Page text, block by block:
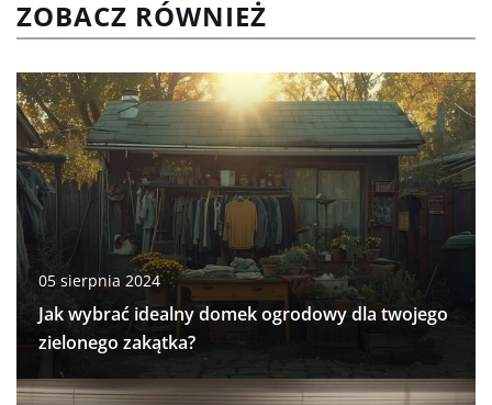
ZOBACZ RÓWNIEŻ
05 sierpnia 2024
Jak wybrać idealny domek ogrodowy dla twojego
zielonego zakątka?